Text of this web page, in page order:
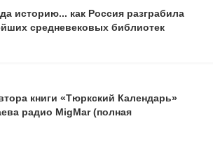
историю... как Россия разграбила
средневековых библиотек
книги «Тюркский Календарь»
радио MigMar (полная